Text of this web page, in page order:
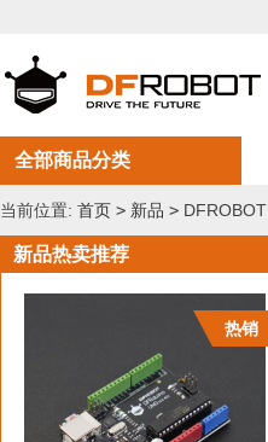
全部商品分类
当前位置: 首页 > 新品 > DFROBOT
新品热卖推荐
热销